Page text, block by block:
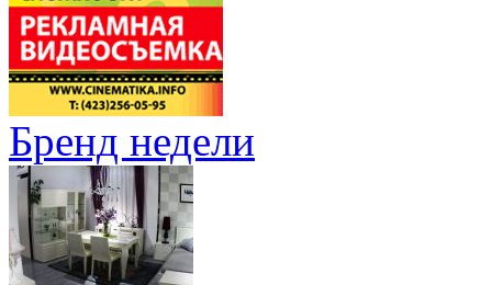
Бренд недели